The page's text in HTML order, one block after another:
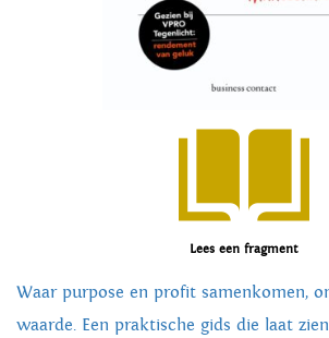
Lees een fragment
Waar purpose en profit samenkomen,
waarde. Een praktische gids die laat